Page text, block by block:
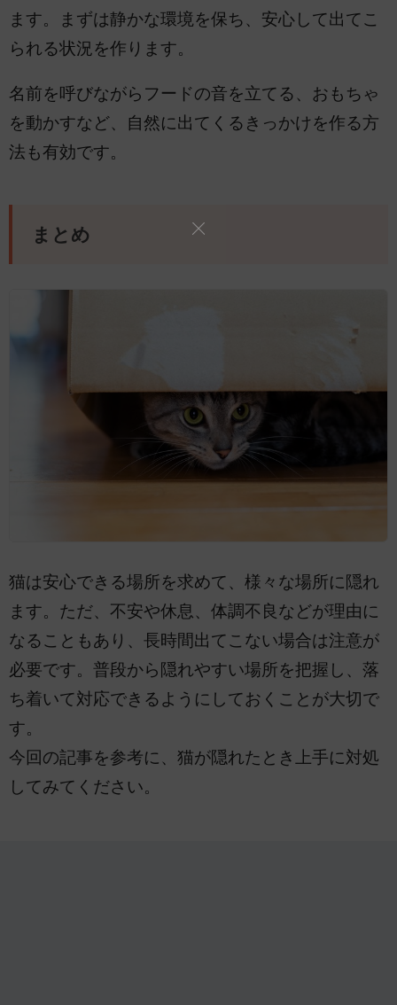
ます。まずは静かな環境を保ち、安心して出てこ
られる状況を作ります。
名前を呼びながらフードの音を立てる、おもちゃ
を動かすなど、自然に出てくるきっかけを作る方
法も有効です。
まとめ
猫は安心できる場所を求めて、様々な場所に隠れ
ます。ただ、不安や休息、体調不良などが理由に
なることもあり、長時間出てこない場合は注意が
必要です。普段から隠れやすい場所を把握し、落
ち着いて対応できるようにしておくことが大切で
す。
今回の記事を参考に、猫が隠れたとき上手に対処
してみてください。